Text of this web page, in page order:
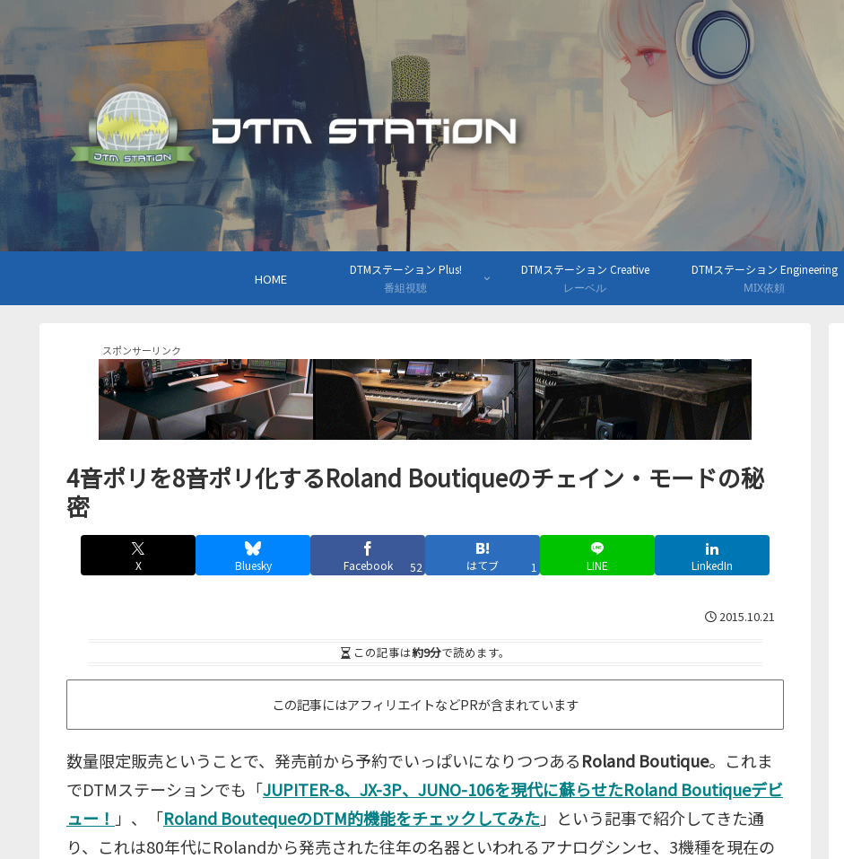
HOME
DTMステーション Plus!
番組視聴
DTMステーション Creative
レーベル
DTMステーション Engineering
MIX依頼
スポンサーリンク
4音ポリを8音ポリ化するRoland Boutiqueのチェイン・モードの秘
密
X Bluesky Facebook 52 はてブ 1 LINE LinkedIn
2015.10.21
この記事は約9分で読めます。
この記事にはアフィリエイトなどPRが含まれています
数量限定販売ということで、発売前から予約でいっぱいになりつつあるRoland Boutique。これま
でDTMステーションでも「JUPITER-8、JX-3P、JUNO-106を現代に蘇らせたRoland Boutiqueデビ
ュー！ 」、「Roland BoutequeのDTM的機能をチェックしてみた 」という記事で紹介してきた通
り、これは80年代にRolandから発売された往年の名器といわれるアナログシンセ、3機種を現在の